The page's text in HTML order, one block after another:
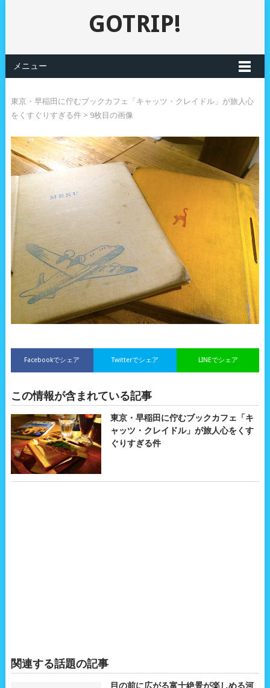
GOTRIP!
メニュー
東京・早稲田に佇むブックカフェ「キャッツ・クレイドル」が旅人心
をくすぐりすぎる件> 9枚目の画像
Facebookでシェア LINEでシェア
Twitterでシェア
この情報が含まれている記事
東京・早稲田に佇むブックカフェ「キ
ャッツ・クレイドル」が旅人心をくす
ぐりすぎる件
関連する話題の記事
目の前に広がる富士絶景が楽しめる河